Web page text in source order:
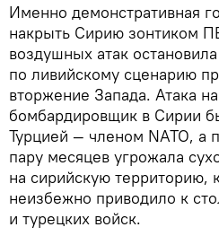
Именно демонстративная
накрыть Сирию зонтиком
воздушных атак
по ливийскому сценарию
вторжение Запада. Атака
бомбардировщик в Сирии
Турцией — членом NATO, а
пару месяцев угрожала
на сирийскую территорию,
неизбежно приводило к
и турецких войск.